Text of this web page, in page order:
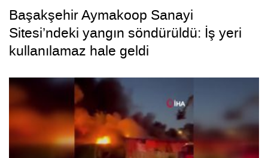
Başakşehir Aymakoop Sanayi
Sitesi’ndeki yangın söndürüldü: İş yeri
kullanılamaz hale geldi